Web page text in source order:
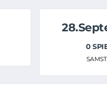
0